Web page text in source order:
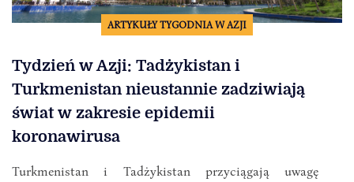
ARTYKUŁY TYGODNIA W AZJI
Tydzień w Azji: Tadżykistan i
Turkmenistan nieustannie zadziwiają
świat w zakresie epidemii
koronawirusa
Turkmenistan i Tadżykistan przyciągają uwagę